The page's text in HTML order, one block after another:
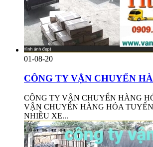
01-08-20
CÔNG TY VẬN CHUYỂN
CÔNG TY VẬN CHUYỂN HÀNG
VẬN CHUYỂN HÀNG HÓA
NHIỀU XE...